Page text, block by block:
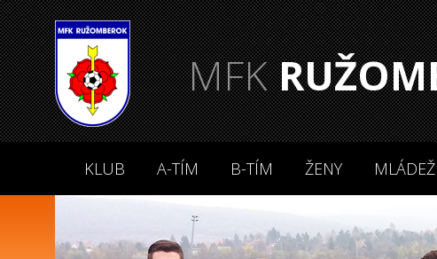
MFK
KLUB A-TÍM B-TÍM ŽENY MLÁDEŽ